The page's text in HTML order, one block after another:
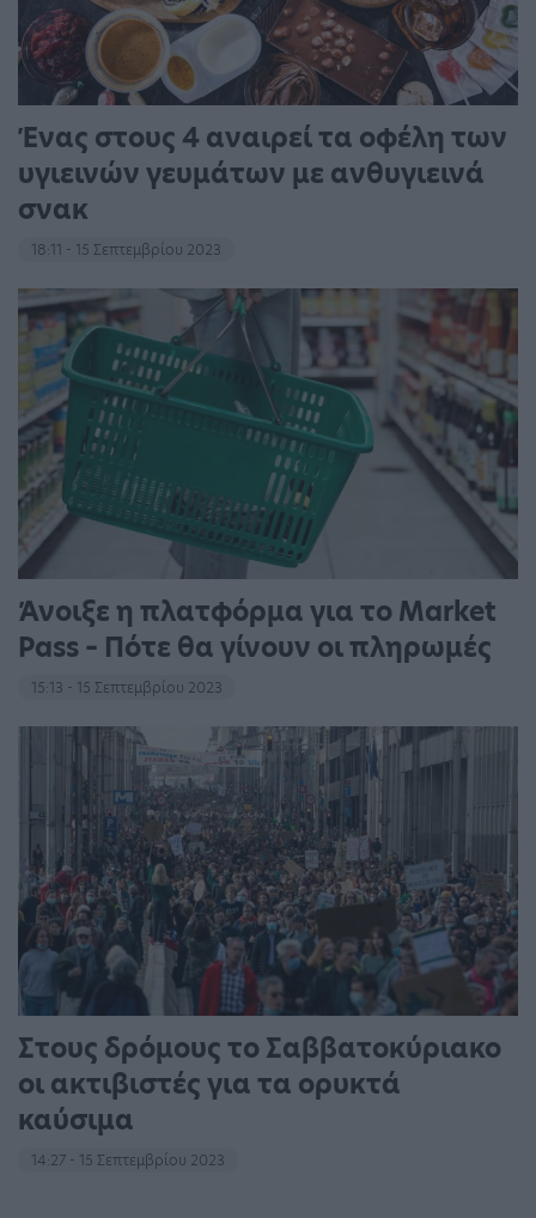
Ένας στους 4 αναιρεί τα οφέλη των
υγιεινών γευμάτων με ανθυγιεινά
σνακ
18:11 - 15 Σεπτεμβρίου 2023
Άνοιξε η πλατφόρμα για το Market
Pass – Πότε θα γίνουν οι πληρωμές
15:13 - 15 Σεπτεμβρίου 2023
Στους δρόμους το Σαββατοκύριακο
οι ακτιβιστές για τα ορυκτά
καύσιμα
14:27 - 15 Σεπτεμβρίου 2023